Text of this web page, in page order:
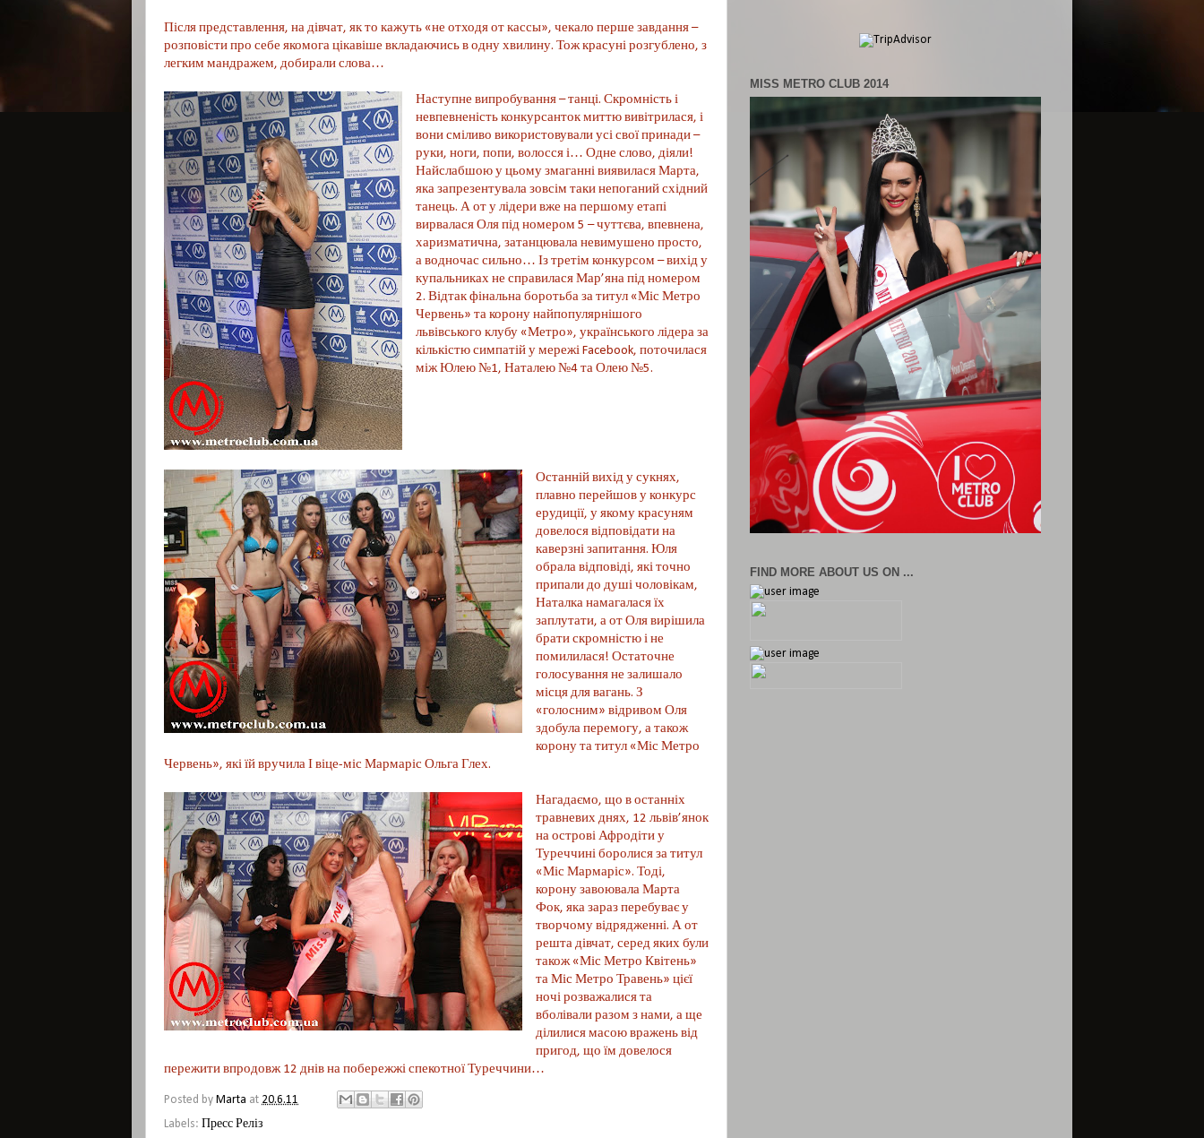
Після представлення, на дівчат, як то кажуть «не отходя от кассы», чекало перше завдання –
розповісти про себе якомога цікавіше вкладаючись в одну хвилину. Тож красуні розгублено, з
легким мандражем, добирали слова…
Наступне випробування – танці. Скромність і
невпевненість конкурсанток миттю вивітрилася, і
вони сміливо використовували усі свої принади –
руки, ноги, попи, волосся і… Одне слово, діяли!
Найслабшою у цьому змаганні виявилася Марта,
яка запрезентувала зовсім таки непоганий східний
танець. А от у лідери вже на першому етапі
вирвалася Оля під номером 5 – чуттєва, впевнена,
харизматична, затанцювала невимушено просто,
а водночас сильно… Із третім конкурсом – вихід у
купальниках не справилася Мар’яна під номером
2. Відтак фінальна боротьба за титул «Міс Метро
Червень» та корону найпопулярнішого
львівського клубу «Метро», українського лідера за
кількістю симпатій у мережі Facebook, поточилася
між Юлею №1, Наталею №4 та Олею №5.
Останній вихід у сукнях,
плавно перейшов у конкурс
ерудиції, у якому красуням
довелося відповідати на
каверзні запитання. Юля
обрала відповіді, які точно
припали до душі чоловікам,
Наталка намагалася їх
заплутати, а от Оля вирішила
брати скромністю і не
помилилася! Остаточне
голосування не залишало
місця для вагань. З
«голосним» відривом Оля
здобула перемогу, а також
корону та титул «Міс Метро
Червень», які їй вручила І віце-міс Мармаріс Ольга Глех.
Нагадаємо, що в останніх
травневих днях, 12 львів’янок
на острові Афродіти у
Туреччині боролися за титул
«Міс Мармаріс». Тоді,
корону завоювала Марта
Фок, яка зараз перебуває у
творчому відрядженні. А от
решта дівчат, серед яких були
також «Міс Метро Квітень»
та Міс Метро Травень» цієї
ночі розважалися та
вболівали разом з нами, а ще
ділилися масою вражень від
пригод, що їм довелося
пережити впродовж 12 днів на побережжі спекотної Туреччини…
Posted by Marta at 20.6.11
Labels: Пресс Реліз
MISS METRO CLUB 2014
FIND MORE ABOUT US ON ...